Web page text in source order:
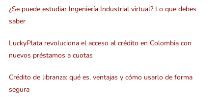
¿Se puede estudiar Ingeniería Industrial virtual? Lo que debes
saber
LuckyPlata revoluciona el acceso al crédito en Colombia con
nuevos préstamos a cuotas
Crédito de libranza: qué es, ventajas y cómo usarlo de forma
segura